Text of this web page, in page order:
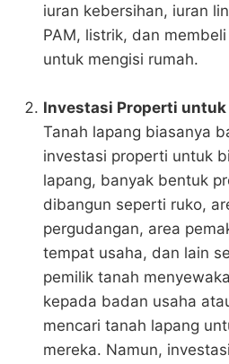
iuran kebersihan, iuran
PAM, listrik, dan
untuk mengisi rumah.
Investasi Properti untuk
Tanah lapang biasanya
investasi properti untuk
lapang, banyak bentuk
dibangun seperti ruko,
pergudangan, area
tempat usaha, dan lain
pemilik tanah
kepada badan usaha
mencari tanah lapang
mereka. Namun,